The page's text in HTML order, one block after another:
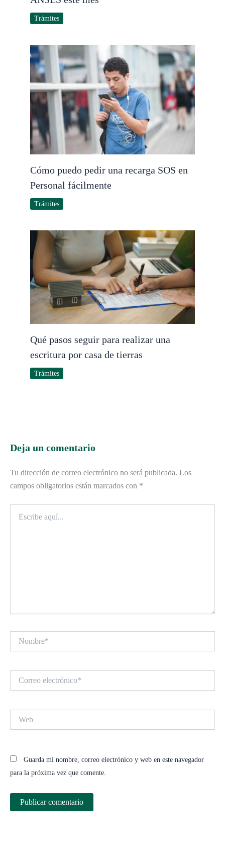
Trámites
Cómo puedo pedir una recarga SOS en
Personal fácilmente
Trámites
Qué pasos seguir para realizar una
escritura por casa de tierras
Trámites
Deja un comentario
Tu dirección de correo electrónico no será publicada. Los
campos obligatorios están marcados con *
aquí...
electrónico*
Guarda mi nombre, correo electrónico y web en este navegador
para la próxima vez que comente.